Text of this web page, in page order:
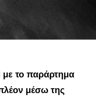
με το παράρτημα
μέσω της